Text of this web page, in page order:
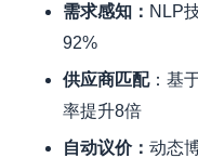
需求感知： NLP
92%
供应商匹配：基
率提升8倍
自动议价： 动态